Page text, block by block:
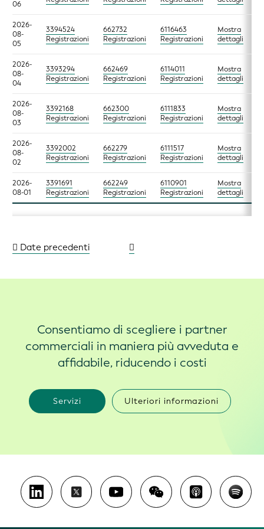
06
2026-
08-
05
3394524
Registrazioni
662732
Registrazioni
6116463
Registrazioni
Mostra
dettagli
2026-
08-
04
3393294
Registrazioni
662469
Registrazioni
6114011
Registrazioni
Mostra
dettagli
2026-
08-
03
3392168
Registrazioni
662300
Registrazioni
6111833
Registrazioni
Mostra
dettagli
2026-
08-
02
3392002
Registrazioni
662279
Registrazioni
6111517
Registrazioni
Mostra
dettagli
2026-
08-01
3391691
Registrazioni
662249
Registrazioni
6110901
Registrazioni
Mostra
dettagli
Date precedenti
Consentiamo di scegliere i partner
commerciali in maniera più avveduta e
affidabile, riducendo i costi
Servizi Ulteriori informazioni